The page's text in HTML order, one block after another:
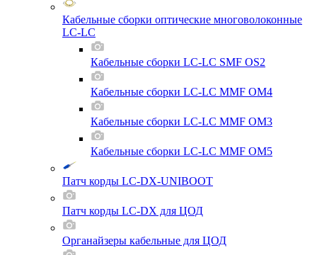
Кабельные сборки оптические многоволоконные
LC-LC
Кабельные сборки LC-LC SMF OS2
Кабельные сборки LC-LC MMF OM4
Кабельные сборки LC-LC MMF OM3
Кабельные сборки LC-LC MMF OM5
Патч корды LC-DX-UNIBOOT
Патч корды LC-DX для ЦОД
Органайзеры кабельные для ЦОД